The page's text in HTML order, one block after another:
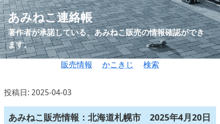
あみねこ連絡帳
著作者が承諾している、あみねこ販売の情報確認ができ
ます。
販売情報
かこきじ 検索
投稿日: 2025-04-03
あみねこ販売情報：北海道札幌市 2025年4月20日